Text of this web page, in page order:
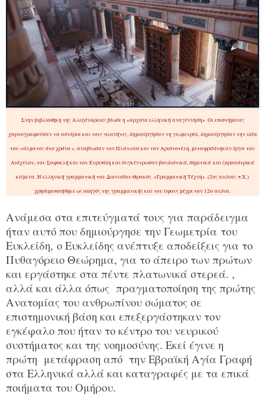
Στην βιβλιοθήκη της Αλεξάνδρειας βίωσε η «αρχαία ελληνική αναγέννηση». Οι επιστήμονες
χαρτογραφούσαν τα αστέρια και τους πλανήτες, δημιούργησαν τη γεωμετρία, δημιούργησαν την ιδέα
του «άλματος στο χρόνο », αναβίωσαν τον Πλάτωνα και τον Αριστοτέλη, μεταφράστηκαν έργα του
Αισχύλου, του Σοφοκλή και του Ευριπίδη και συγκέντρωσαν βουδιστικά, σημιτικά και ζοροαστρικά
κείμενα. Η ελληνική γραμματική του Διονυσίου Θρακός. «Γραμματική Τέχνη». (2ος αιώνας π.Χ.)
χρησιμοποιήθηκε ως οδηγός της γραμματικής και του ύφους μέχρι τον 12ο αιώνα.
Ανάμεσα στα επιτεύγματά τους για παράδειγμα
ήταν αυτό που δημιούργησε την Γεωμετρία του
Ευκλείδη, ο Ευκλείδης ανέπτυξε αποδείξεις για το
Πυθαγόρειο Θεώρημα, για το άπειρο των πρώτων
και εργάστηκε στα πέντε πλατωνικά στερεά. ,
αλλά και άλλα όπως πραγματοποίηση της πρώτης
Ανατομίας του ανθρωπίνου σώματος σε
επιστημονική βάση και επεξεργάστηκαν τον
εγκέφαλο που ήταν το κέντρο του νευρικού
συστήματος και της νοημοσύνης. Εκεί έγινε η
πρώτη μετάφραση από την Εβραϊκή Αγία Γραφή
στα Ελληνικά αλλά και καταγραφές με τα επικά
ποιήματα του Ομήρου.